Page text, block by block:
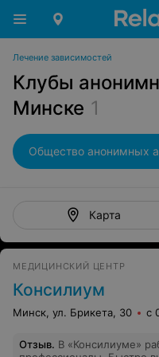
Лечение зависимостей
Клубы
Минске 1
Карта
МЕДИЦИНСКИЙ ЦЕНТР
Консилиум
Минск, ул. Брикета, 30 с
Отзыв. В «Консилиуме»